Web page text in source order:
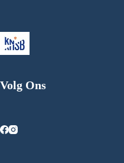
Volg Ons